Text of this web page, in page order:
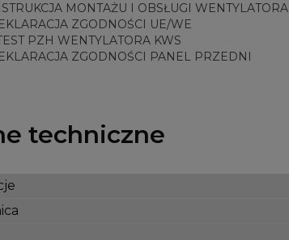
MONTAŻU I OBSŁUGI WENTYLATORA
ZGODNOŚCI UE/WE
PZH WENTYLATORA KWS
ZGODNOŚCI PANEL PRZEDNI
techniczne